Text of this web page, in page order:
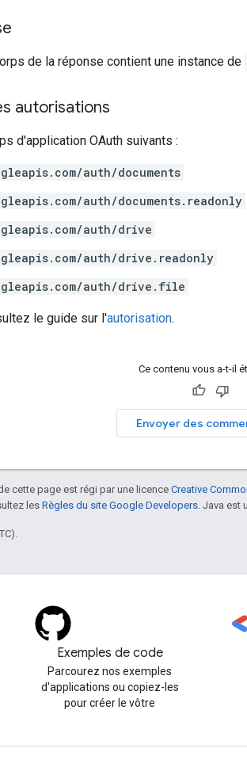
de la réponse contient une instance de
autorisations
d'application OAuth suivants :
auth/documents
auth/documents.readonly
auth/drive
auth/drive.readonly
auth/drive.file
le guide sur l'autorisation.
Ce contenu vous a-t-il
Envoyer des
cette page est régi par une licence Creative
les Règles du site Google Developers . Java
Exemples de code
Parcourez nos exemples
d'applications ou copiez-les
pour créer le vôtre